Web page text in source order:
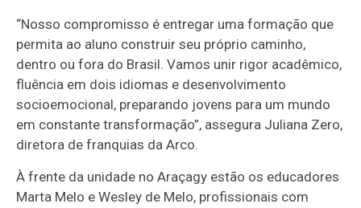
“Nosso compromisso é entregar uma formação que
permita ao aluno construir seu próprio caminho,
dentro ou fora do Brasil. Vamos unir rigor acadêmico,
fluência em dois idiomas e desenvolvimento
socioemocional, preparando jovens para um mundo
em constante transformação”, assegura Juliana Zero,
diretora de franquias da Arco.
À frente da unidade no Araçagy estão os educadores
Marta Melo e Wesley de Melo, profissionais com